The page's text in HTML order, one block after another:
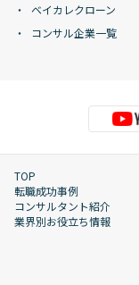
ベイカレクローン
コンサル企業一覧
TOP
転職成功事例
コンサルタント紹介
業界別お役立ち情報